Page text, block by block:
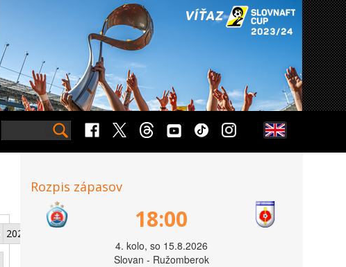
2026
Rozpis zápasov
18:00
4. kolo, so 15.8.2026
Slovan - Ružomberok